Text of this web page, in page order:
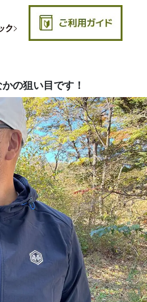
の狙い目です！